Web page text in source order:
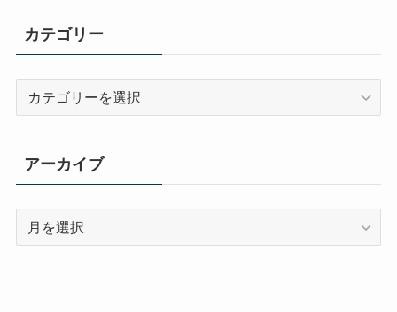
カテゴリー
リ
ー
アーカイブ